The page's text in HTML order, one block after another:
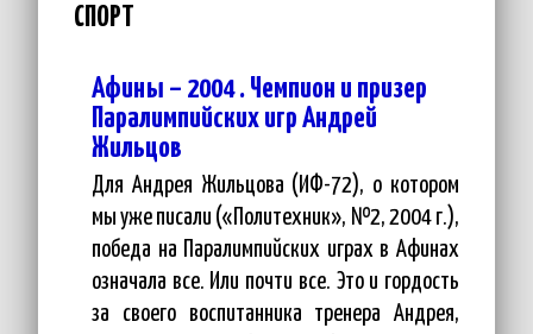
СПОРТ
Афины – 2004 . Чемпион и призер
Паралимпийских игр Андрей
Жильцов
Для Андрея Жильцова (ИФ-72), о котором
мы уже писали («Политехник», №2, 2004 г.),
победа на Паралимпийских играх в Афинах
означала все. Или почти все. Это и гордость
за своего воспитанника тренера Андрея,